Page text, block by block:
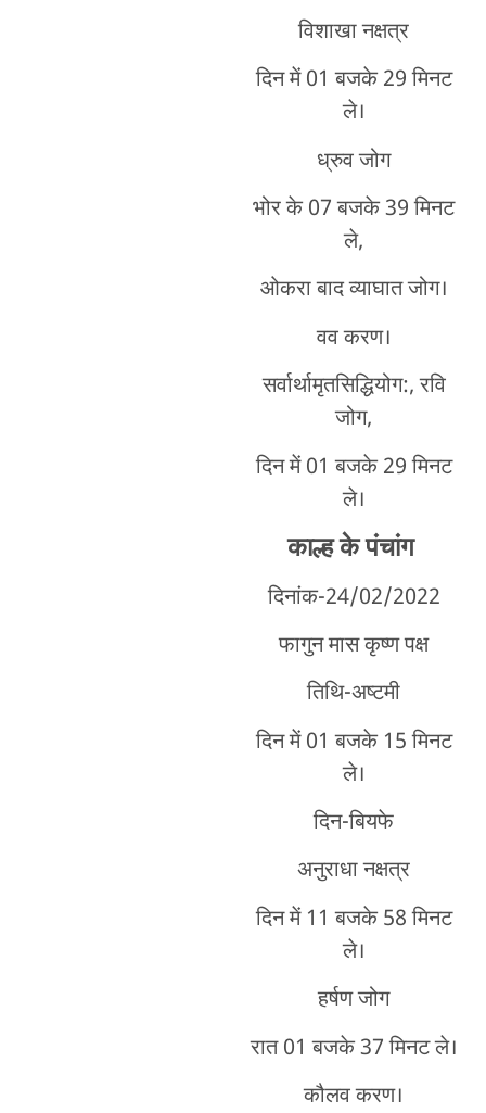
विशाखा नक्षत्र
दिन में 01 बजके 29 मिनट
ले।
ध्रुव जोग
भोर के 07 बजके 39 मिनट
ले,
ओकरा बाद व्याघात जोग।
वव करण।
सर्वार्थामृतसिद्धियोग:, रवि
जोग,
दिन में 01 बजके 29 मिनट
ले।
काल्ह के पंचांग
दिनांक-24/02/2022
फागुन मास कृष्ण पक्ष
तिथि-अष्टमी
दिन में 01 बजके 15 मिनट
ले।
दिन-बियफे
अनुराधा नक्षत्र
दिन में 11 बजके 58 मिनट
ले।
हर्षण जोग
रात 01 बजके 37 मिनट ले।
कौलव करण।